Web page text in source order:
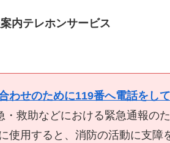
内テレホンサービス
わせのために119番へ電話をして
・救助などにおける緊急通報のた
使用すると、消防の活動に支障